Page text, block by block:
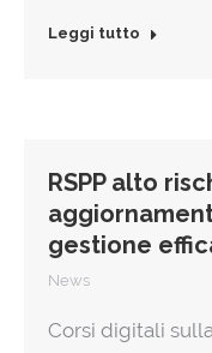
Leggi tutto
RSPP alto
gestione
News
Corsi digitali